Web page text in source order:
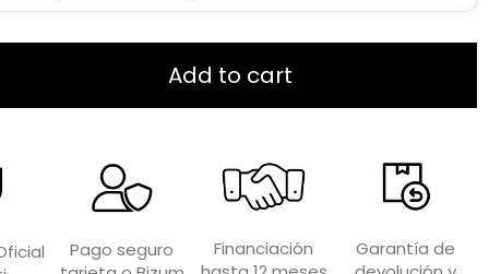
Add to cart
Pago seguro
Financiación
Garantía de